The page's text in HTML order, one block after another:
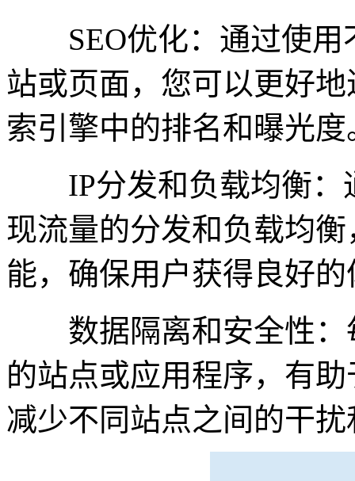
SEO优化：通过使用
站或页面，您可以更好
索引擎中的排名和曝光度
IP分发和负载均衡：
现流量的分发和负载均
能，确保用户获得良好的
数据隔离和安全性：
的站点或应用程序，有
减少不同站点之间的干